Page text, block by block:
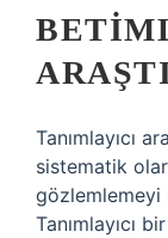
Tanımlayıcı
sistematik
gözlemlemeyi
Tanımlayıcı